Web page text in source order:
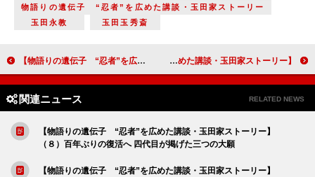
物語りの遺伝子 “忍者”を広めた講談・玉田家ストーリー
玉田永教
玉田玉秀斎
【物語りの遺伝子 “忍者”を広めた講談・玉田家ストーリー】（６）オノマトペに浸かる 【物語りの遺伝子 “忍者”を広めた講談・玉田家ストーリー】（８）百年ぶりの復活へ 四代目が掲げた三つの大願
関連ニュース RELATED NEWS
【物語りの遺伝子 “忍者”を広めた講談・玉田家ストーリー】
（８）百年ぶりの復活へ 四代目が掲げた三つの大願
【物語りの遺伝子 “忍者”を広めた講談・玉田家ストーリー】